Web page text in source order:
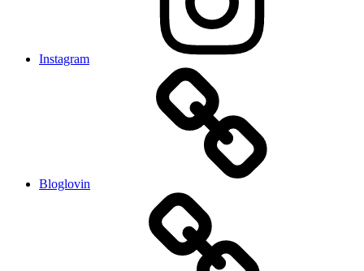
Instagram
Bloglovin